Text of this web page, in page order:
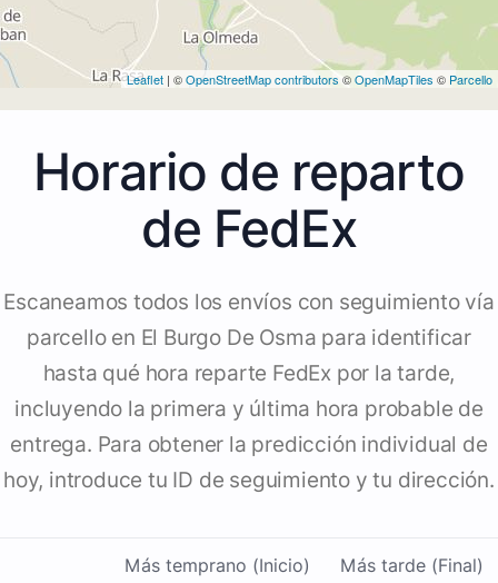
Leaflet | ©OpenStreetMap contributors ©OpenMapTiles © Parcello
Horario de reparto
de FedEx
Escaneamos todos los envíos con seguimiento vía
parcello en El Burgo De Osma para identificar
hasta qué hora reparte FedEx por la tarde,
incluyendo la primera y última hora probable de
entrega. Para obtener la predicción individual de
hoy, introduce tu ID de seguimiento y tu dirección.
Más temprano (Inicio) Más tarde (Final)